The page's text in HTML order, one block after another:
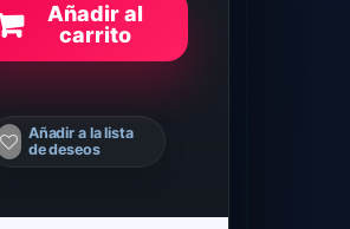
Añadir al
carrito
Añadir a la lista
de deseos